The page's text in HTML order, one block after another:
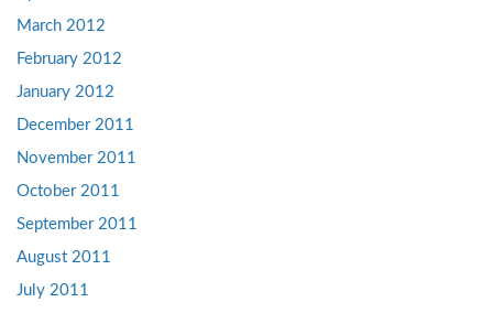
March 2012
February 2012
January 2012
December 2011
November 2011
October 2011
September 2011
August 2011
July 2011